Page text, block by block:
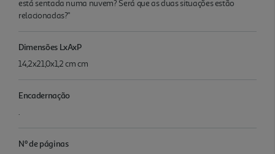
está sentada numa nuvem? Será que as duas situações estão
relacionadas?"
Dimensões LxAxP
14,2x21,0x1,2 cm cm
Encadernação
.
Nº de páginas